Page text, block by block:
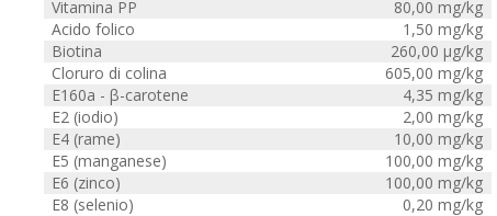
Vitamina PP
80,00 mg/kg
Acido folico
1,50 mg/kg
Biotina
260,00 µg/kg
Cloruro di colina
605,00 mg/kg
E160a - β-carotene
4,35 mg/kg
E2 (iodio)
2,00 mg/kg
E4 (rame)
10,00 mg/kg
E5 (manganese)
100,00 mg/kg
E6 (zinco)
100,00 mg/kg
E8 (selenio)
0,20 mg/kg